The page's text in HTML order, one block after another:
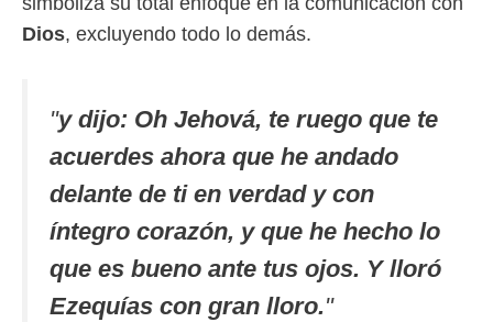
Dios, excluyendo todo lo demás.
"y dijo: Oh Jehová, te ruego que te
acuerdes ahora que he andado
delante de ti en verdad y con
íntegro corazón, y que he hecho lo
que es bueno ante tus ojos. Y lloró
Ezequías con gran lloro."